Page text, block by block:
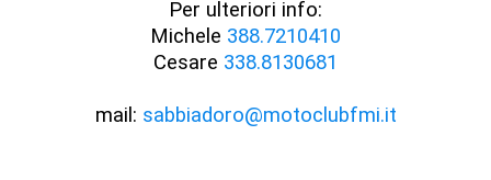
Per ulteriori info:
Michele 388.7210410
Cesare 338.8130681
mail: sabbiadoro@motoclubfmi.it